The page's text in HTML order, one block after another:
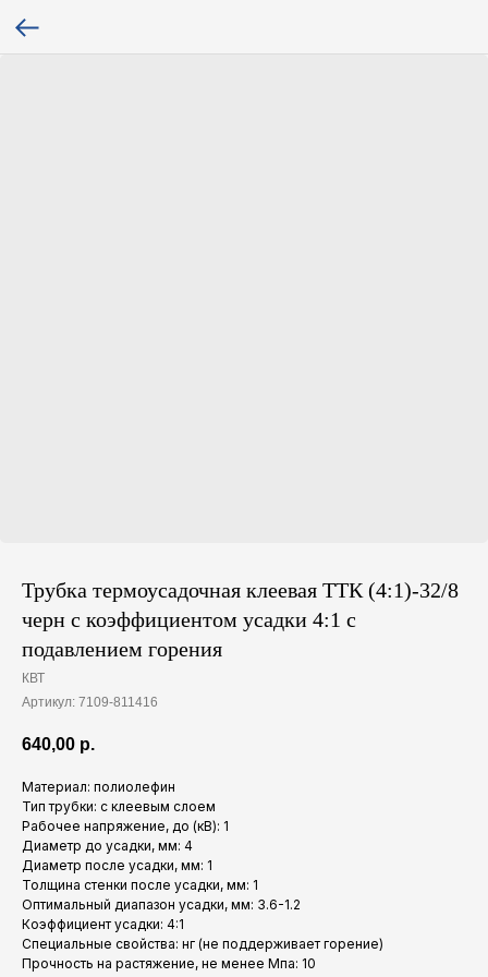
Трубка термоусадочная клеевая ТТК (4:1)-32/8
черн с коэффициентом усадки 4:1 с
подавлением горения
КВТ
Артикул: 7109-811416
640,00 р.
Материал: полиолефин
Тип трубки: с клеевым слоем
Рабочее напряжение, до (кВ): 1
Диаметр до усадки, мм: 4
Диаметр после усадки, мм: 1
Толщина стенки после усадки, мм: 1
Оптимальный диапазон усадки, мм: 3.6-1.2
Коэффициент усадки: 4:1
Специальные свойства: нг (не поддерживает горение)
Прочность на растяжение, не менее Мпа: 10